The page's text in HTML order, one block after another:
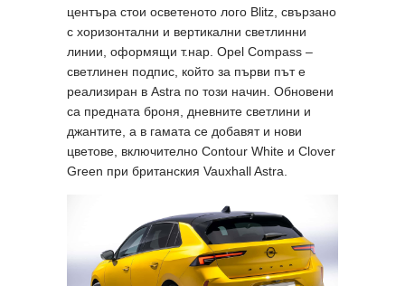
центъра стои осветеното лого Blitz, свързано
с хоризонтални и вертикални светлинни
линии, оформящи т.нар. Opel Compass –
светлинен подпис, който за първи път е
реализиран в Astra по този начин. Обновени
са предната броня, дневните светлини и
джантите, а в гамата се добавят и нови
цветове, включително Contour White и Clover
Green при британския Vauxhall Astra.